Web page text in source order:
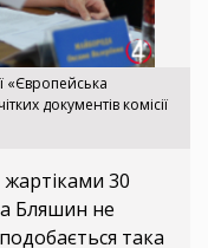
«Європейська
документів комісії
30
Бляшин не
така